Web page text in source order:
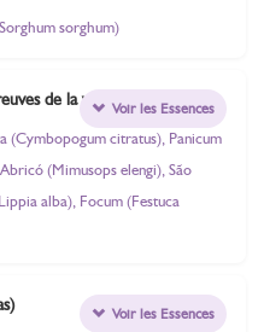
sorghum)
de la vie)
(Cymbopogum citratus), Panicum
(Mimusops elengi), São
alba), Focum (Festuca
Voir les Essences
Voir les Essences